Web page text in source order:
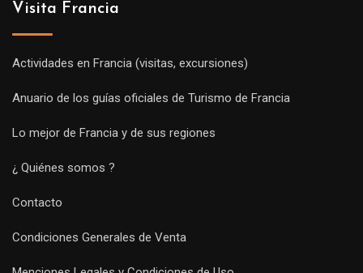
Visita Francia
Actividades en Francia (visitas, excursiones)
Anuario de los guías oficiales de Turismo de Francia
Lo mejor de Francia y de sus regiones
¿ Quiénes somos ?
Contacto
Condiciones Generales de Venta